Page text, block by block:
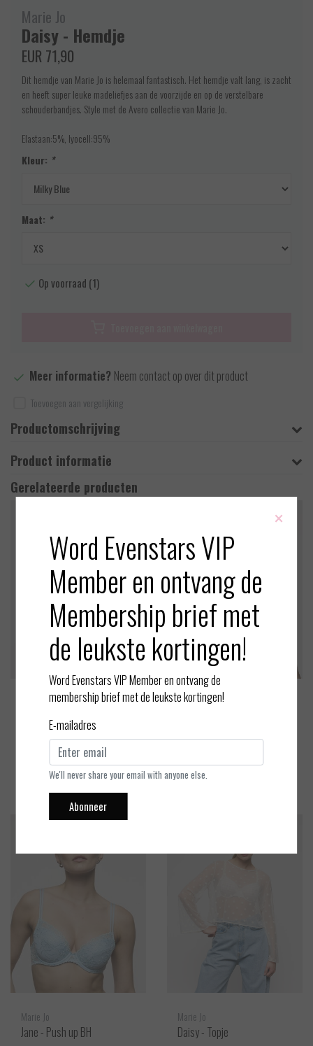
Marie Jo
Daisy - Hemdje
EUR 71,90
Dit hemdje van Marie Jo is helemaal fantastisch. Het hemdje valt lang, is zacht
en heeft super leuke madeliefjes aan de voorzijde en op de verstelbare
schouderbandjes. Style met de Avero collectie van Marie Jo.
Elastaan:5%, lyocell:95%
Kleur: *
Maat: *
Op voorraad (1)
Meer informatie? Neem contact op over dit product
Toevoegen aan vergelijking
Productomschrijving
Product informatie
Gerelateerde producten
Marie Jo
Avero - Heart Shape BH
EUR 99,90
Bekijken
Marie Jo
Marie Jo
Jane - Push up BH
Marie Jo
Daisy - Topje
×
Word Evenstars VIP
Member en ontvang de
Membership brief met
de leukste kortingen!
Word Evenstars VIP Member en ontvang de
membership brief met de leukste kortingen!
E-mailadres
We'll never share your email with anyone else.
Abonneer